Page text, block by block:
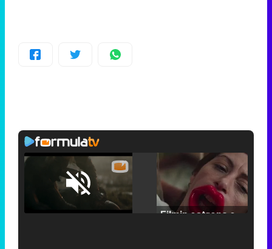
Unmute /
Loaded:
25.30%